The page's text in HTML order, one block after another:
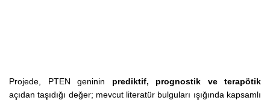
Projede, PTEN geninin prediktif, prognostik ve terapötik
açıdan taşıdığı değer; mevcut literatür bulguları ışığında kapsamlı